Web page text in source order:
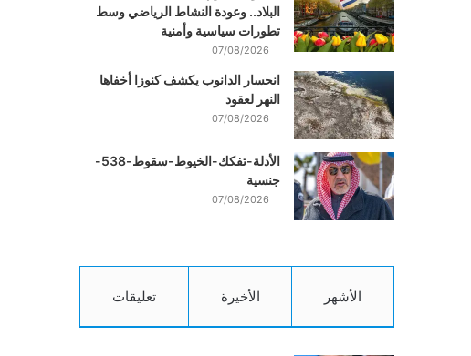
البلاد.. وعودة النشاط الرياضي وسط
تطورات سياسية وأمنية
07/08/2026
انحسار الدانوب يكشف كنوزا أخفاها
النهر لعقود
07/08/2026
الأدلة-تفكك-الخيوط-سقوط-538-
جنسية
07/08/2026
الأشهر الأخيرة تعليقات